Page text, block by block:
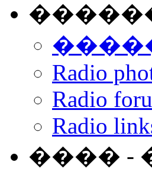
Radio
Radio
Radio
���� -